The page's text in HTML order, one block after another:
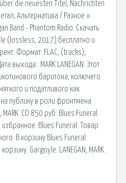
die neuesten Titel, Nachrichten
Альтернатива / Разное »
Band - Phantom Radio. Скачать
(lossless, 2017) бесплатно и
Формат: FLAC, (tracks),
выхода:. MARK LANEGAN. Этот
баритона, колючего
и податливого как
публику в роли фронтмена
CD 850 руб. Blues Funeral.
Blues Funeral. Товар
В корзину Blues Funeral.
Gargoyle. LANEGAN, MARK.